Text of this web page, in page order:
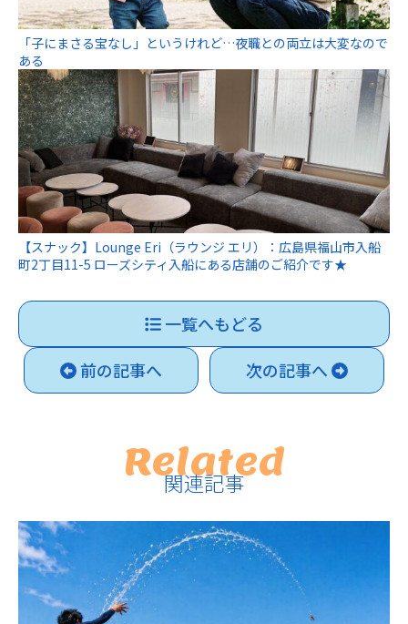
「子にまさる宝なし」というけれど…夜職との両立は大変なので
ある
【スナック】Lounge Eri（ラウンジ エリ）：広島県福山市入船
町2丁目11-5 ローズシティ入船にある店舗のご紹介です★
一覧へもどる
前の記事へ
次の記事へ
Related
関連記事